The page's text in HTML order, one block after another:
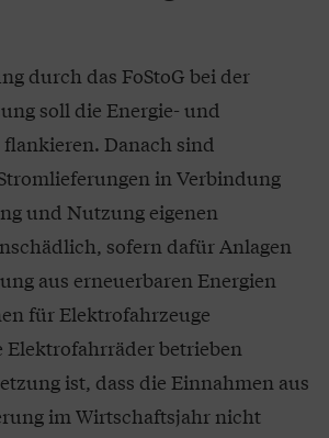
durch das FoStoG bei der
soll die Energie- und
Danach sind
in Verbindung
und Nutzung eigenen
sofern dafür Anlagen
aus erneuerbaren Energien
für Elektrofahrzeuge
Elektrofahrräder betrieben
ist, dass die Einnahmen aus
im Wirtschaftsjahr nicht